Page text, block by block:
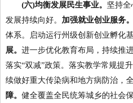
(六)均衡发展民生事业。 坚持
发展持续向好。 加强就业创业服务。
体系。启动运行州级创新创业孵化
展。 进一步优化教育布局，持续推
落实“双减”政策。落实教学常规提
续做好重大传染病和地方病防治，
障。 健全覆盖全民统筹城乡的社会